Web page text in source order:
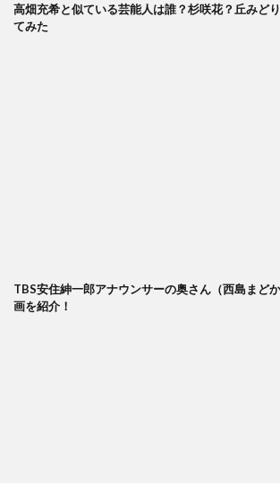
高畑充希と似ている芸能人は誰？杉咲花？丘みど
てみた
TBS安住紳一郎アナウンサーの奥さん（西島まど
画を紹介！